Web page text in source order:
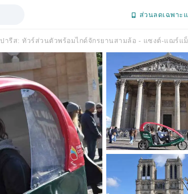
ส่วนลดเฉพาะ
ปารีส: ทัวร์ส่วนตัวพร้อมไกด์จักรยานสามล้อ - แซงต์-แฌร์แม็